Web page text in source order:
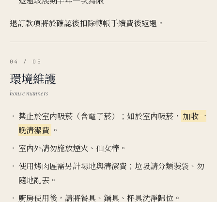
退訂款項將於確認後扣除轉帳手續費後返還。
04 / 05
環境維護
house manners
禁止於室內吸菸（含電子菸）；如於室內吸菸， 加收一
晚清潔費 。
室內外請勿施放煙火、仙女棒。
使用烤肉區需另計場地與清潔費；垃圾請分類裝袋、勿
隨地亂丟。
廚房使用後，請將餐具、鍋具、杯具洗淨歸位。